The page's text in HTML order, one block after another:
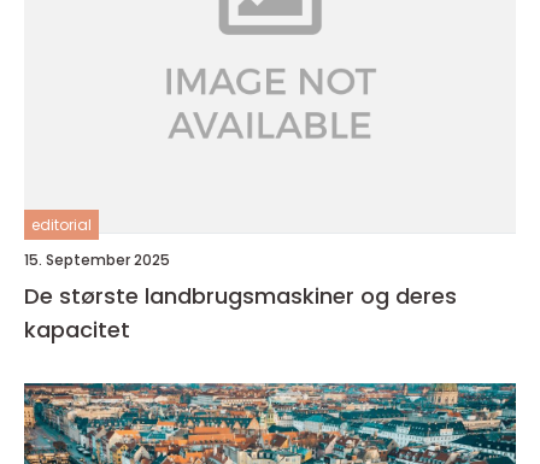
editorial
15. September 2025
De største landbrugsmaskiner og deres
kapacitet